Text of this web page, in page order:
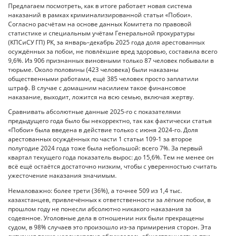
Предлагаем посмотреть, как в итоге работает новая система
наказаний в рамках криминализированной статьи «Побои».
Согласно расчётам на основе данных Комитета по правовой
статистике и специальным учётам Генеральной прокуратуры
(КПСиСУ ГП) РК, за январь–декабрь 2025 года доля арестованных
осуждённых за побои, не повлёкшие вред здоровью, составила всего
9,6%. Из 906 признанных виновными только 87 человек побывали в
тюрьме. Около половины (423 человека) были наказаны
общественными работами, ещё 385 человек просто заплатили
штраф. В случае с домашним насилием такое финансовое
наказание, выходит, ложится на всю семью, включая жертву.
Сравнивать абсолютные данные 2025-го с показателями
предыдущего года было бы некорректно, так как фактически статья
«Побои» была введена в действие только с июня 2024-го. Доля
арестованных осуждённых по части 1 статьи 109-1 за второе
полугодие 2024 года тоже была небольшой: всего 7%. За первый
квартал текущего года показатель вырос: до 15,6%. Тем не менее он
всё ещё остаётся достаточно низким, чтобы с уверенностью считать
ужесточение наказания значимым.
Немаловажно: более трети (36%), а точнее 509 из 1,4 тыс.
казахстанцев, привлечённых к ответственности за лёгкие побои, в
прошлом году не понесли абсолютно никакого наказания за
содеянное. Уголовные дела в отношении них были прекращены
судом, в 98% случаев это произошло из-за примирения сторон. Эта